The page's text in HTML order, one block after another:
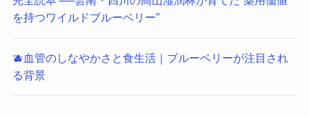
を持つワイルドブルーベリー”
🫐血管のしなやかさと食生活｜ブルーベリーが注目され
る背景